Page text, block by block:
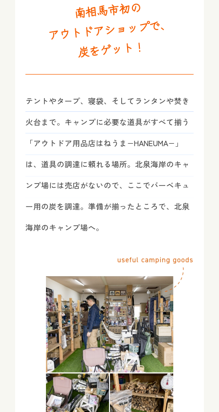
南相馬市初の
アウトドアショップで、
炭をゲット！
テントやタープ、寝袋、そしてランタンや焚き
火台まで。キャンプに必要な道具がすべて揃う
「アウトドア用品店はねうま−HANEUMA−」
は、道具の調達に頼れる場所。北泉海岸のキャ
ンプ場には売店がないので、ここでバーベキュ
ー用の炭を調達。準備が揃ったところで、北泉
海岸のキャンプ場へ。